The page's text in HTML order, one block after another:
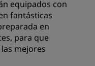
equipados con
fantásticas
en
para que
mejores